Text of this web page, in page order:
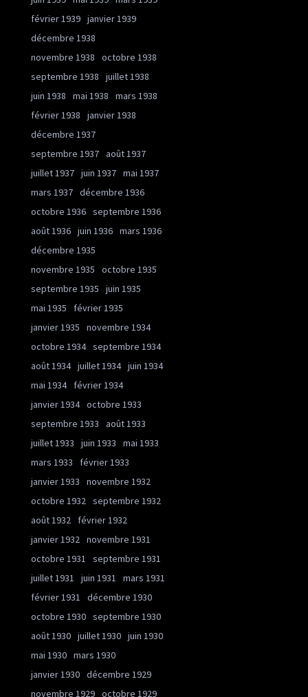
février 1939 janvier 1939
décembre 1938
novembre 1938
octobre 1938
septembre 1938
juillet 1938
juin 1938
mai 1938
mars 1938
février 1938
janvier 1938
décembre 1937
septembre 1937 août 1937
juillet 1937 juin 1937 mai 1937
mars 1937 décembre 1936
octobre 1936 septembre 1936
août 1936 juin 1936 mars 1936
décembre 1935
novembre 1935
octobre 1935
septembre 1935
juin 1935
mai 1935
février 1935
janvier 1935
novembre 1934
octobre 1934 septembre 1934
août 1934 juillet 1934 juin 1934
mai 1934
février 1934
janvier 1934 octobre 1933
septembre 1933
août 1933
juillet 1933
juin 1933
mai 1933
mars 1933
février 1933
janvier 1933
novembre 1932
octobre 1932 septembre 1932
août 1932
février 1932
janvier 1932 novembre 1931
octobre 1931
septembre 1931
juillet 1931
juin 1931
mars 1931
février 1931
décembre 1930
octobre 1930 septembre 1930
août 1930 juillet 1930 juin 1930
mai 1930 mars 1930
janvier 1930 décembre 1929
novembre 1929 octobre 1929